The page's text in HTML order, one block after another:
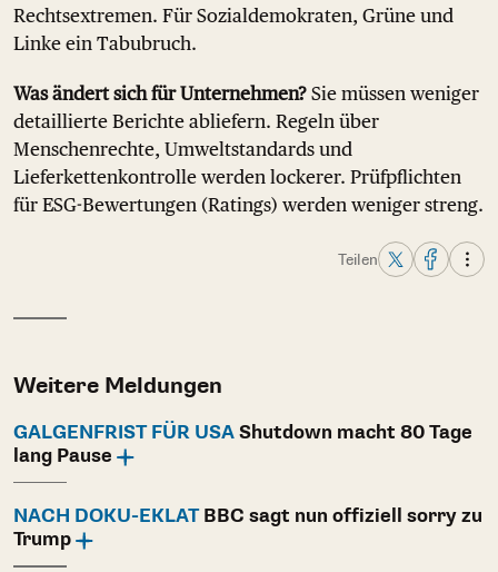
Rechtsextremen. Für Sozialdemokraten, Grüne und
Linke ein Tabubruch.
Was ändert sich für Unternehmen? Sie müssen weniger
detaillierte Berichte abliefern. Regeln über
Menschenrechte, Umweltstandards und
Lieferkettenkontrolle werden lockerer. Prüfpflichten
für ESG-Bewertungen (Ratings) werden weniger streng.
Teilen
Weitere Meldungen
GALGENFRIST FÜR USA Shutdown macht 80 Tage
lang Pause
NACH DOKU-EKLATBBC sagt nun offiziell sorry zu
Trump